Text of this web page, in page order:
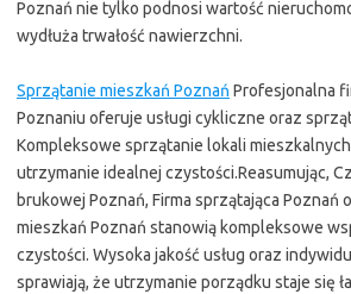
Poznań nie tylko podnosi wartość
wydłuża trwałość nawierzchni.
Sprzątanie mieszkań Poznań Profesjonalna
Poznaniu oferuje usługi cykliczne oraz
Kompleksowe sprzątanie lokali
utrzymanie idealnej czystości.Reasumując,
brukowej Poznań, Firma sprzątająca Poznań
mieszkań Poznań stanowią kompleksowe
czystości. Wysoka jakość usług oraz
sprawiają, że utrzymanie porządku staje się